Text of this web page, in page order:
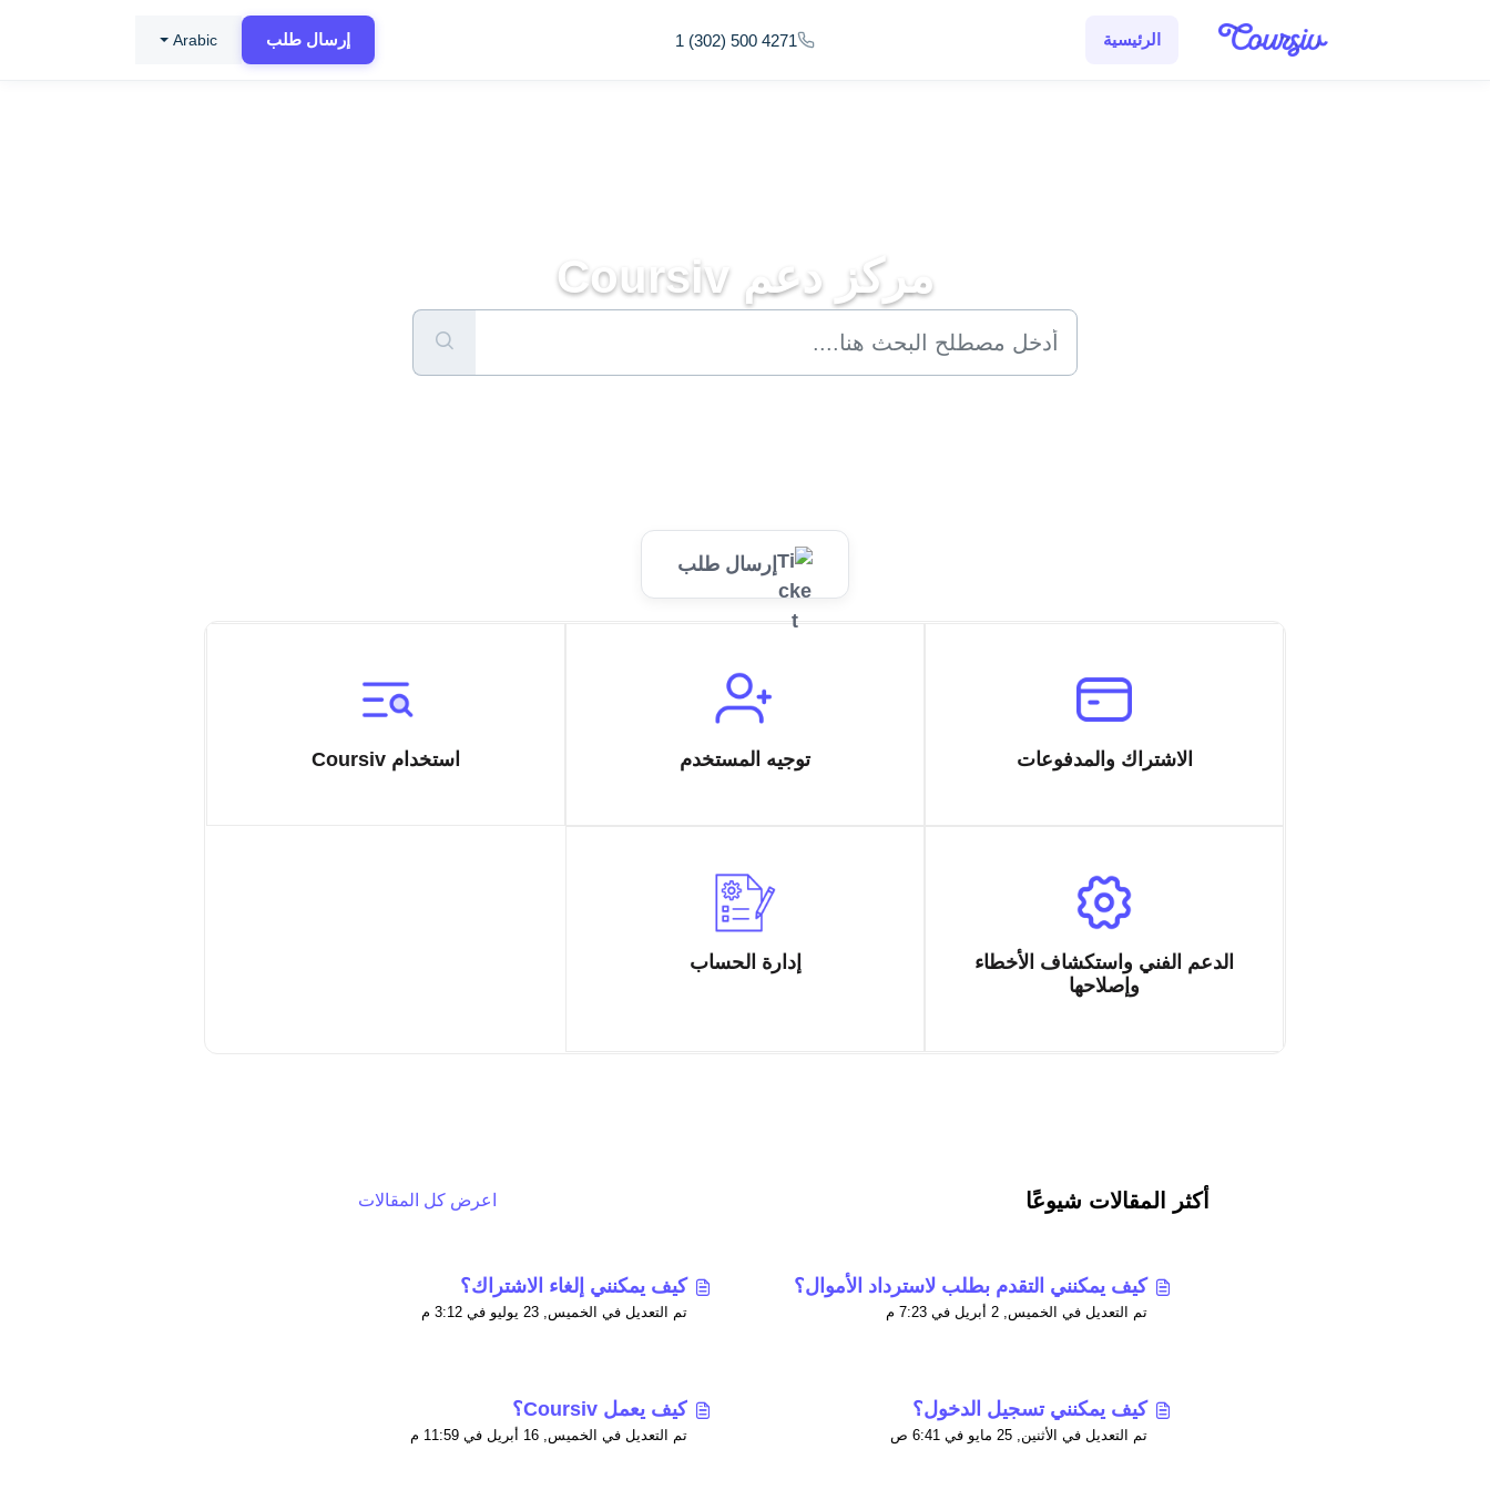
الرئيسية
إرسال طلب 1 (302) 500 4271
Arabic
مركز دعم Coursiv
إرسال طلب
الاشتراك والمدفوعات توجيه المستخدم استخدام Coursiv
الدعم الفني واستكشاف الأخطاء
وإصلاحها
إدارة الحساب
أكثر المقالات شيوعًا اعرض كل المقالات
كيف يمكنني التقدم بطلب لاسترداد الأموال؟
تم التعديل في الخميس, 2 أبريل في 7:23 م
كيف يمكنني إلغاء الاشتراك؟
تم التعديل في الخميس, 23 يوليو في 3:12 م
كيف يمكنني تسجيل الدخول؟
تم التعديل في الأثنين, 25 مايو في 6:41 ص
كيف يعمل Coursiv؟
تم التعديل في الخميس, 16 أبريل في 11:59 م